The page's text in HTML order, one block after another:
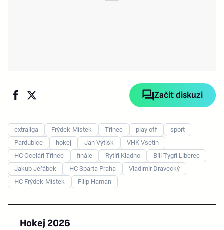
Začít diskuzi
extraliga Frýdek-Místek Třinec play off
sport
Pardubice
hokej Jan Výtisk
VHK Vsetín
HC Oceláři Třinec
finále Rytíři Kladno
Bílí Tygři Liberec
Jakub Jeřábek
HC Sparta Praha
Vladimír Dravecký
HC Frýdek-Místek
Filip Haman
Hokej 2026